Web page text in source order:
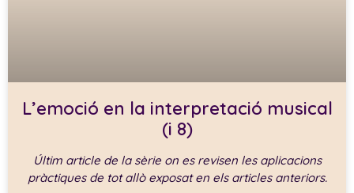
L’emoció en la interpretació musical
(i 8)
Últim article de la sèrie on es revisen les aplicacions
pràctiques de tot allò exposat en els articles anteriors.